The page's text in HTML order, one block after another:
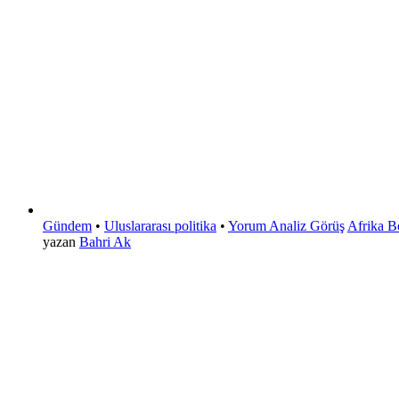
Gündem • Uluslararası politika • Yorum Analiz Görüş Afrika
yazan Bahri Ak